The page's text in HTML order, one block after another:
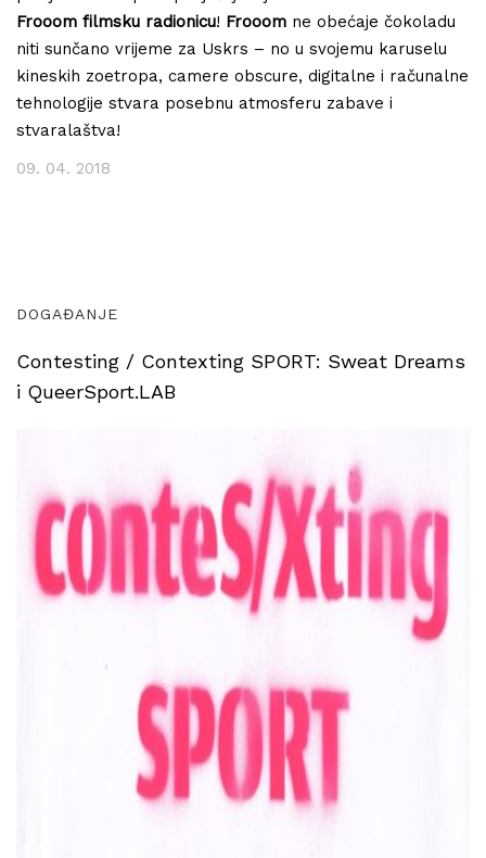
Frooom filmsku radionicu! Frooom ne obećaje čokoladu
niti sunčano vrijeme za Uskrs – no u svojemu karuselu
kineskih zoetropa, camere obscure, digitalne i računalne
tehnologije stvara posebnu atmosferu zabave i
stvaralaštva!
09. 04. 2018
DOGAĐANJE
Contesting / Contexting SPORT: Sweat Dreams
i QueerSport.LAB